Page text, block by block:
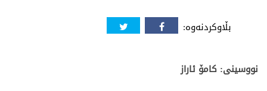
بڵاوکردنەوە:
نووسینی: کامۆ ئاراز